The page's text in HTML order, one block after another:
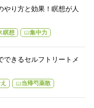
やり方と効果！瞑想が人
瞑想 集中力
できるセルフトリートメ
当帰芍薬散